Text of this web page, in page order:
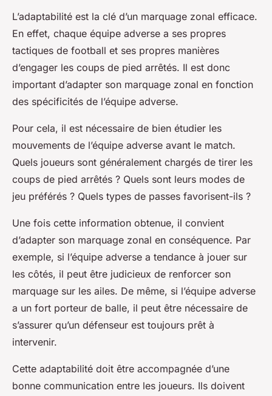
L’adaptabilité est la clé d’un marquage zonal efficace.
En effet, chaque équipe adverse a ses propres
tactiques de football et ses propres manières
d’engager les coups de pied arrêtés. Il est donc
important d’adapter son marquage zonal en fonction
des spécificités de l’équipe adverse.
Pour cela, il est nécessaire de bien étudier les
mouvements de l’équipe adverse avant le match.
Quels joueurs sont généralement chargés de tirer les
coups de pied arrêtés ? Quels sont leurs modes de
jeu préférés ? Quels types de passes favorisent-ils ?
Une fois cette information obtenue, il convient
d’adapter son marquage zonal en conséquence. Par
exemple, si l’équipe adverse a tendance à jouer sur
les côtés, il peut être judicieux de renforcer son
marquage sur les ailes. De même, si l’équipe adverse
a un fort porteur de balle, il peut être nécessaire de
s’assurer qu’un défenseur est toujours prêt à
intervenir.
Cette adaptabilité doit être accompagnée d’une
bonne communication entre les joueurs. Ils doivent